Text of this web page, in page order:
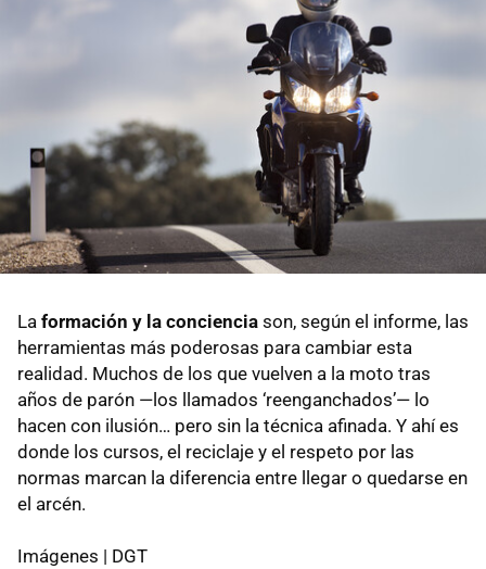
La formación y la conciencia son, según el informe, las
herramientas más poderosas para cambiar esta
realidad. Muchos de los que vuelven a la moto tras
años de parón —los llamados ‘reenganchados’— lo
hacen con ilusión… pero sin la técnica afinada. Y ahí es
donde los cursos, el reciclaje y el respeto por las
normas marcan la diferencia entre llegar o quedarse en
el arcén.
Imágenes | DGT